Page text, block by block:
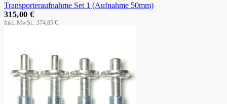
Transporteraufnahme Set 1 (Aufnahme 50mm)
374,85 €
315,00 €